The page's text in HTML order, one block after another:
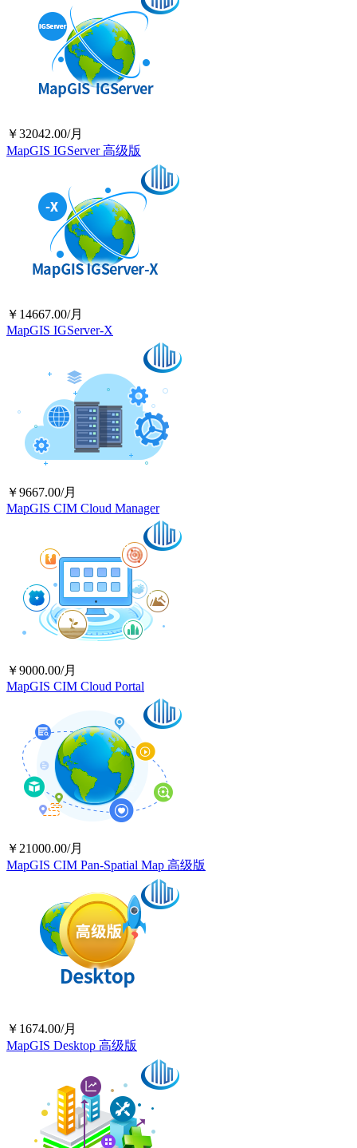
￥32042.00/月
MapGIS IGServer 高级版
￥14667.00/月
MapGIS IGServer-X
￥9667.00/月
MapGIS CIM Cloud Manager
￥9000.00/月
MapGIS CIM Cloud Portal
￥21000.00/月
MapGIS CIM Pan-Spatial Map 高级版
￥1674.00/月
MapGIS Desktop 高级版